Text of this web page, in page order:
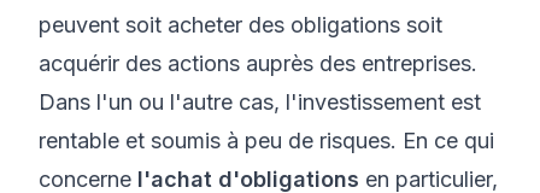
peuvent soit acheter des obligations soit
acquérir des actions auprès des entreprises.
Dans l'un ou l'autre cas, l'investissement est
rentable et soumis à peu de risques. En ce qui
concerne l'achat d'obligations en particulier,